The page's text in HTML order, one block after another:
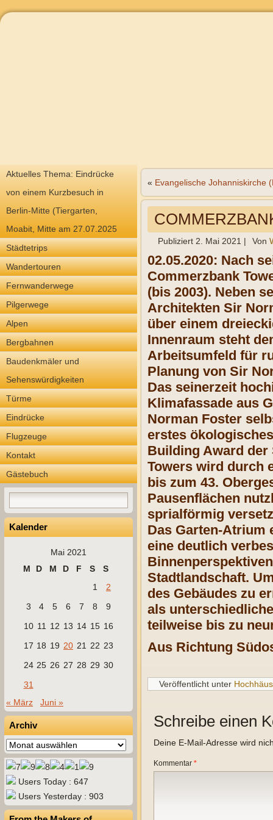
Aktuelles Thema: Eindrücke
von einem Kurzbesuch in
Berlin-Mitte (Tiergarten,
Moabit, Mitte am 27.07.2025
Städtetrips
Wandertouren
Fernwanderwege
Pilgerwege
Alpen
Bergbahnen
Baudenkmäler und
Sehenswürdigkeiten
Türme
Eindrücke
Flugzeuge
Kontakt
Gästebuch
Kalender
Mai 2021
M
D M D F S
S
1
2
3
4 5 6 7 8
9
10 11 12 13 14 15 16
17 18 19 20 21 22 23
24 25 26 27 28 29 30
31
« März
Juni »
Archiv
Archiv
Users Today : 647
Users Yesterday : 903
« Evangelische Johanniskirche
Publiziert 2. Mai 2021 | Von
02.05.2020: Nach
Commerzbank
(bis 2003). Neben
Architekten Sir
über einem
Innenraum steht
Arbeitsumfeld für
Planung von Sir
Das seinerzeit
Klimafassade aus
Norman Foster
erstes
Building Award der
Towers wird durch
bis zum 43.
Pausenflächen
sprialförmig
Das Garten-Atrium
eine deutlich
Stadtlandschaft.
des Gebäudes zu
als
teilweise bis zu
Aus Richtung
Veröffentlicht unter
Schreibe einen
Deine E-Mail-Adresse wird
Kommentar *